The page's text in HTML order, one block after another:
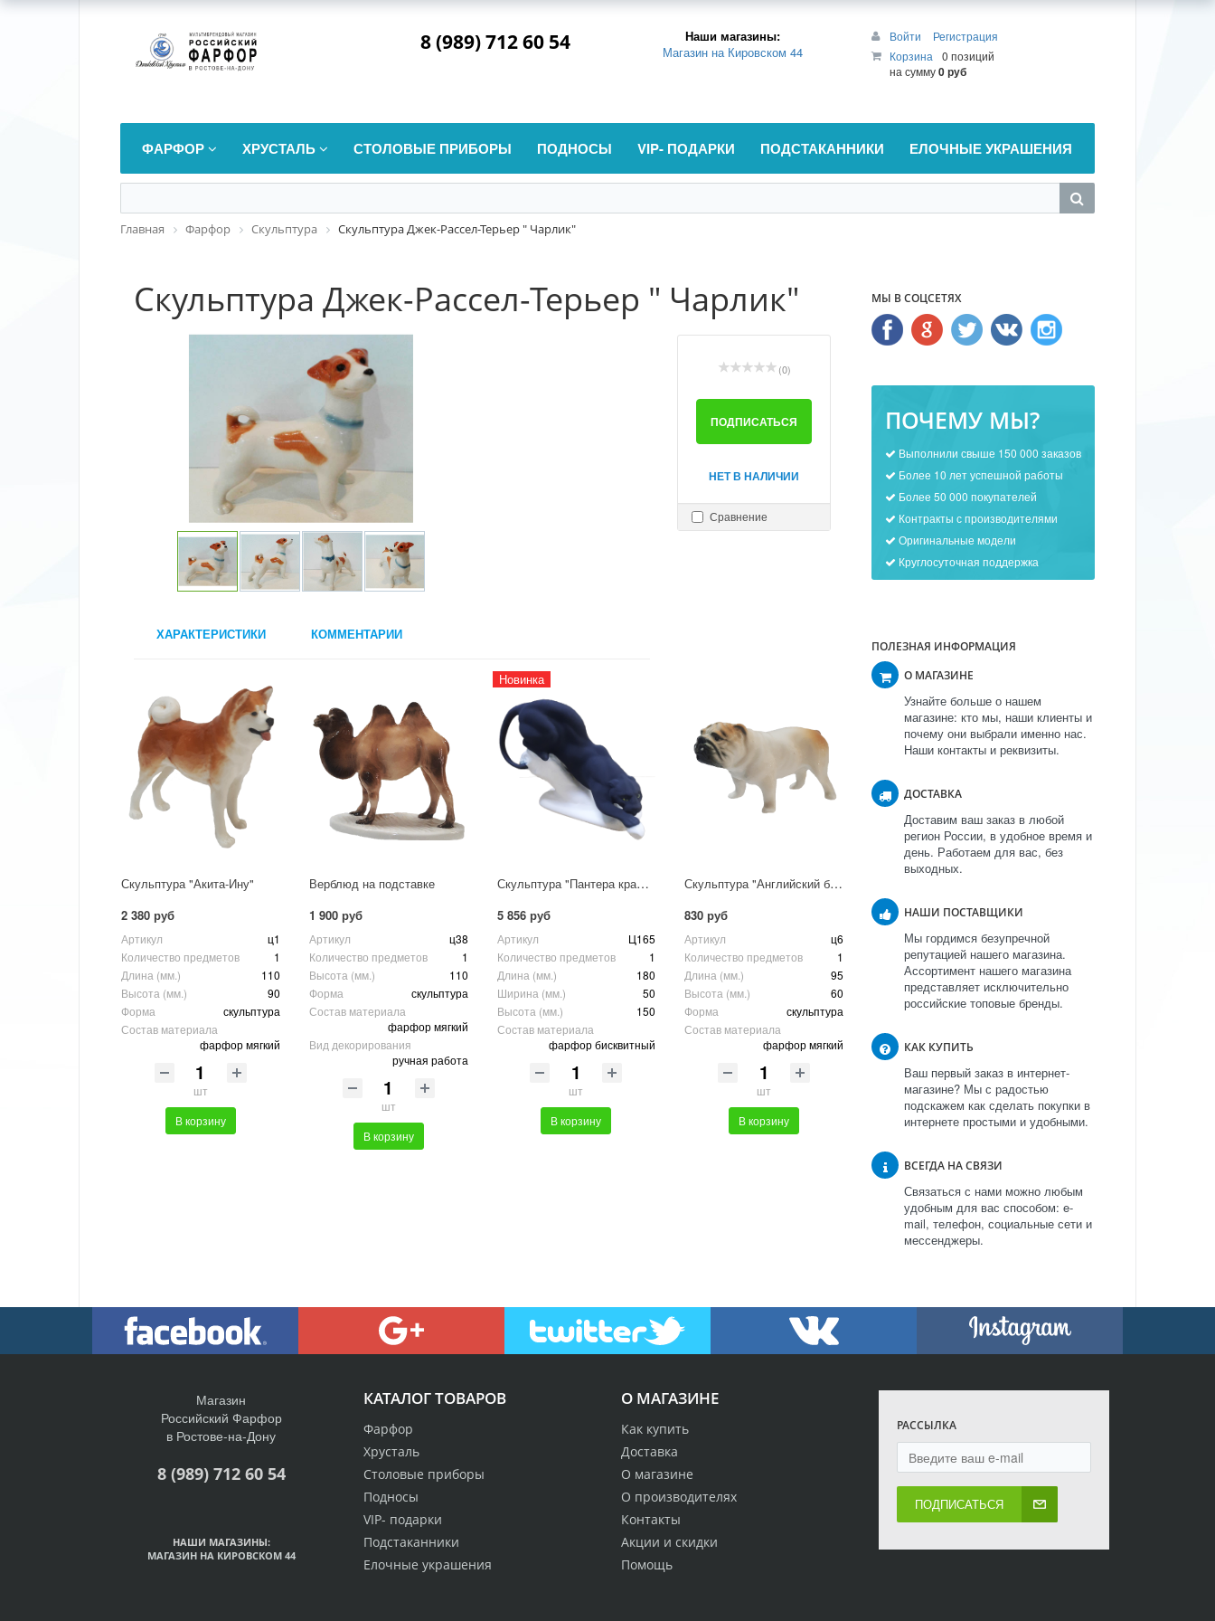
8 (989) 712 60 54
Наши магазины:
Магазин на Кировском 44
Войти
Регистрация
Корзина
0 позиций
на сумму0 руб
ФАРФОР ХРУСТАЛЬ СТОЛОВЫЕ ПРИБОРЫ ПОДНОСЫ VIP- ПОДАРКИ ПОДСТАКАННИКИ ЕЛОЧНЫЕ УКРАШЕНИЯ
Главная Фарфор Скульптура Скульптура Джек-Рассел-Терьер " Чарлик"
Скульптура Джек-Рассел-Терьер " Чарлик"
(0)
ПОДПИСАТЬСЯ
НЕТ В НАЛИЧИИ
Сравнение
ХАРАКТЕРИСТИКИ КОММЕНТАРИИ
Скульптура "Акита-Ину"
2 380 руб
Артикул
ц1
Количество предметов
1
Длина (мм.)
110
Высота (мм.)
90
Форма
скульптура
Состав материала
фарфор мягкий
шт
В корзину
Верблюд на подставке
1 900 руб
Артикул
ц38
Количество предметов
1
Высота (мм.)
110
Форма
скульптура
Состав материала
фарфор мягкий
Вид декорирования
ручная работа
шт
В корзину
Новинка
Скульптура "Пантера крадется"
5 856 руб
Артикул
Ц165
Количество предметов
1
Длина (мм.)
180
Ширина (мм.)
50
Высота (мм.)
150
Состав материала
фарфор бисквитный
шт
В корзину
Скульптура "Английский бульдог"
830 руб
Артикул
ц6
Количество предметов
1
Длина (мм.)
95
Высота (мм.)
60
Форма
скульптура
Состав материала
фарфор мягкий
шт
В корзину
МЫ В СОЦСЕТЯХ
ПОЧЕМУ МЫ?
Выполнили свыше 150 000 заказов
Более 10 лет успешной работы
Более 50 000 покупателей
Контракты с производителями
Оригинальные модели
Круглосуточная поддержка
ПОЛЕЗНАЯ ИНФОРМАЦИЯ
О МАГАЗИНЕ
Узнайте больше о нашем
магазине: кто мы, наши клиенты и
почему они выбрали именно нас.
Наши контакты и реквизиты.
ДОСТАВКА
Доставим ваш заказ в любой
регион России, в удобное время и
день. Работаем для вас, без
выходных.
НАШИ ПОСТАВЩИКИ
Мы гордимся безупречной
репутацией нашего магазина.
Ассортимент нашего магазина
представляет исключительно
российские топовые бренды.
КАК КУПИТЬ
Ваш первый заказ в интернет-
магазине? Мы с радостью
подскажем как сделать покупки в
интернете простыми и удобными.
ВСЕГДА НА СВЯЗИ
Связаться с нами можно любым
удобным для вас способом: e-
mail, телефон, социальные сети и
мессенджеры.
О МАГАЗИНЕ
Как купить
Доставка
О магазине
О производителях
Контакты
Акции и скидки
Помощь
КАТАЛОГ ТОВАРОВ
Фарфор
Хрусталь
Столовые приборы
Подносы
VIP- подарки
Подстаканники
Елочные украшения
РАССЫЛКА
ПОДПИСАТЬСЯ
Магазин
Российский Фарфор
в Ростове-на-Дону
8 (989) 712 60 54
НАШИ МАГАЗИНЫ:
МАГАЗИН НА КИРОВСКОМ 44